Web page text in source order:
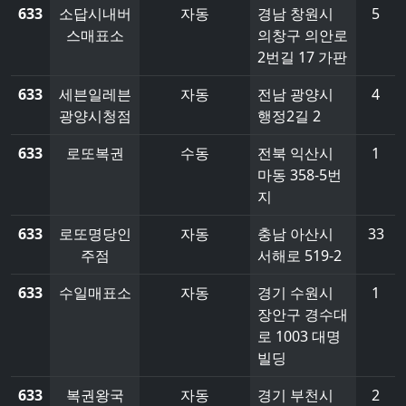
633
소답시내버
스매표소
자동
경남 창원시
의창구 의안로
2번길 17 가판
5
633
세븐일레븐
광양시청점
자동
전남 광양시
행정2길 2
4
633 로또복권 수동
전북 익산시
마동 358-5번
지
1
633
로또명당인
주점
자동
충남 아산시
서해로 519-2
33
633 수일매표소 자동
경기 수원시
장안구 경수대
로 1003 대명
빌딩
1
633 복권왕국 자동
경기 부천시
2